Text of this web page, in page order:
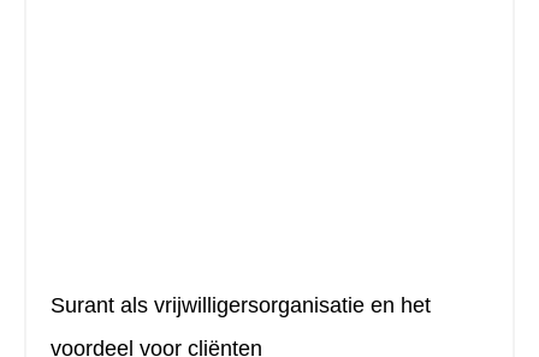
Surant als vrijwilligersorganisatie en het
voordeel voor cliënten